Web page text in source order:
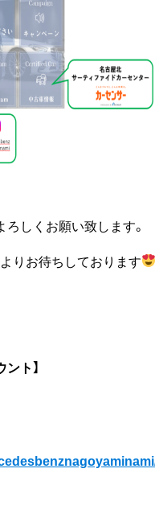
しくお願い致します。
りお待ちしております
ト】